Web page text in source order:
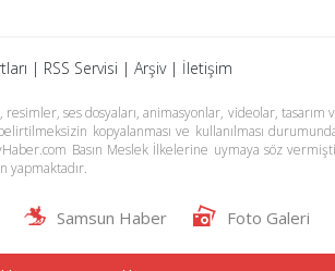
| RSS Servisi | Arşiv| İletişim
ses dosyaları, animasyonlar, videolar,
kopyalanması ve kullanılması
Basın Meslek İlkelerine uymaya söz
yapmaktadır.
Samsun Haber Foto Galeri